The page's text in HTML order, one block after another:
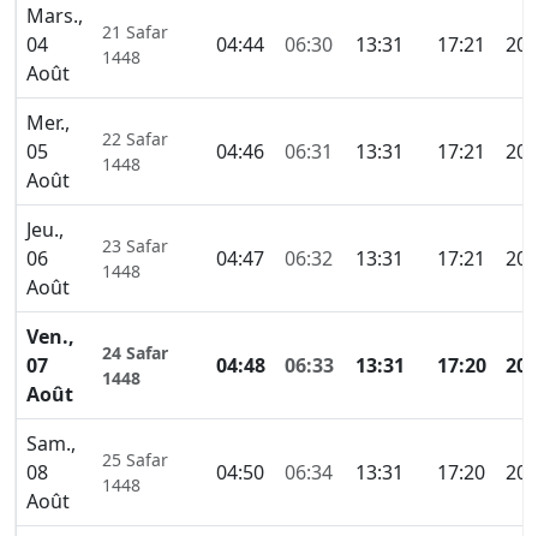
Mars.,
04
Août
21 Safar
1448
04:44 06:30 13:31 17:21
Mer.,
05
Août
22 Safar
1448
04:46 06:31 13:31 17:21
Jeu.,
06
Août
23 Safar
1448
04:47 06:32 13:31 17:21
Ven.,
07
Août
24 Safar
1448
04:48 06:33 13:31 17:20
Sam.,
08
Août
25 Safar
1448
04:50 06:34 13:31 17:20